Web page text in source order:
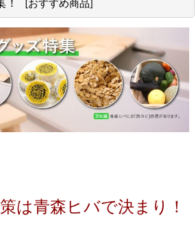
[おすすめ商品]
は青森ヒバで決まり！